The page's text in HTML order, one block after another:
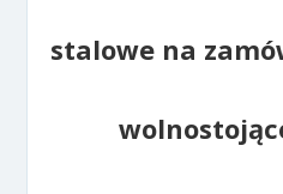
stalowe na